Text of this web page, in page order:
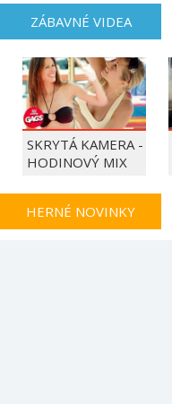
ZÁBAVNÉ VIDEA
SKRYTÁ KAMERA -
HODINOVÝ MIX
HERNÉ NOVINKY